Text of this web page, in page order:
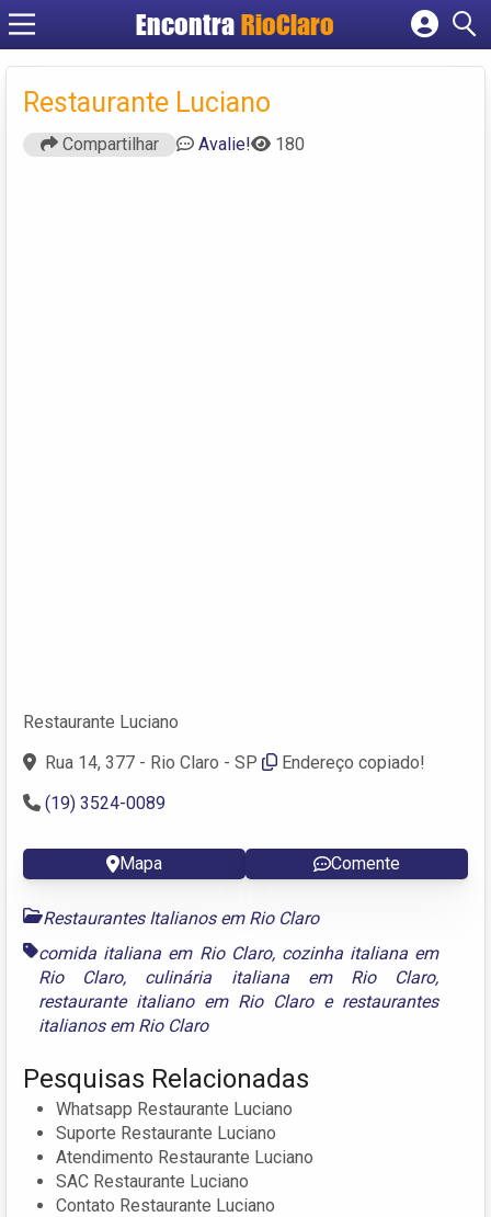
Encontra RioClaro
Cadastrar empresa
Criar conta
Restaurante Luciano
Compartilhar Avalie! 180
Restaurante Luciano
Rua 14, 377 - Rio Claro - SP
Endereço copiado!
(19) 3524-0089
Mapa Comente
Restaurantes Italianos em Rio Claro
comida italiana em Rio Claro, cozinha italiana em
Rio Claro, culinária italiana em Rio Claro,
restaurante italiano em Rio Claroe restaurantes
italianos em Rio Claro
Pesquisas Relacionadas
Whatsapp Restaurante Luciano
Suporte Restaurante Luciano
Atendimento Restaurante Luciano
SAC Restaurante Luciano
Contato Restaurante Luciano